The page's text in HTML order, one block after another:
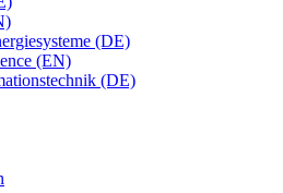
(DE)
(EN)
(DE)